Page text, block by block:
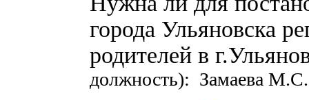
города Ульяновска
родителей в
должность): Замаева